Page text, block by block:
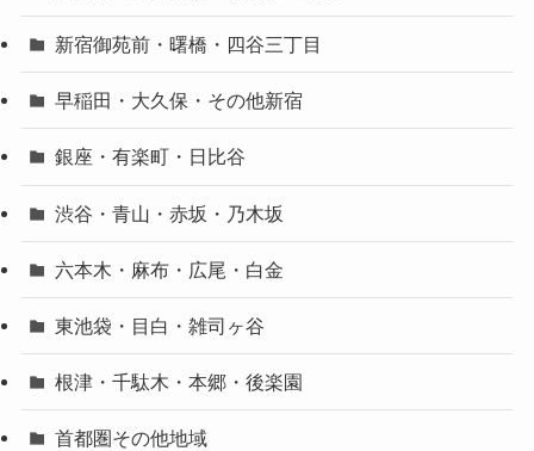
新宿御苑前・曙橋・四谷三丁目
早稲田・大久保・その他新宿
銀座・有楽町・日比谷
渋谷・青山・赤坂・乃木坂
六本木・麻布・広尾・白金
東池袋・目白・雑司ヶ谷
根津・千駄木・本郷・後楽園
首都圏その他地域